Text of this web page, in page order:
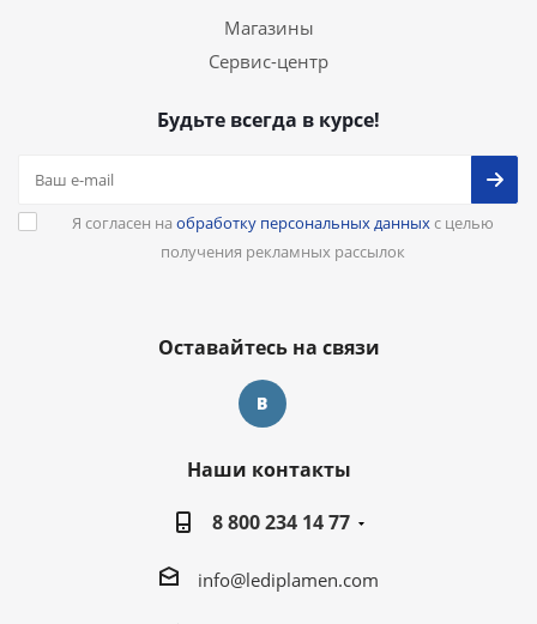
Магазины
Сервис-центр
Будьте всегда в курсе!
Я согласен на обработку персональных данныхс целью
получения рекламных рассылок
Оставайтесь на связи
Наши контакты
8 800 234 14 77
info@lediplamen.com